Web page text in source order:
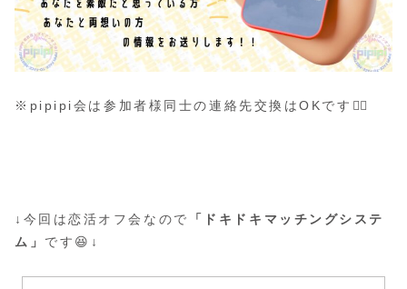
※pipipi会は参加者様同士の連絡先交換はOKです🙆‍♀️
↓今回は恋活オフ会なので
「ドキドキマッチングシステ
ム」 です😆↓